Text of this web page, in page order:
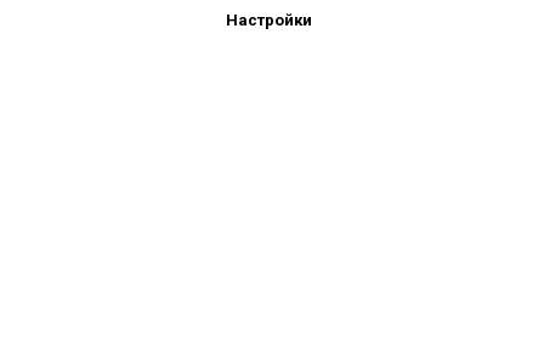
Настройки